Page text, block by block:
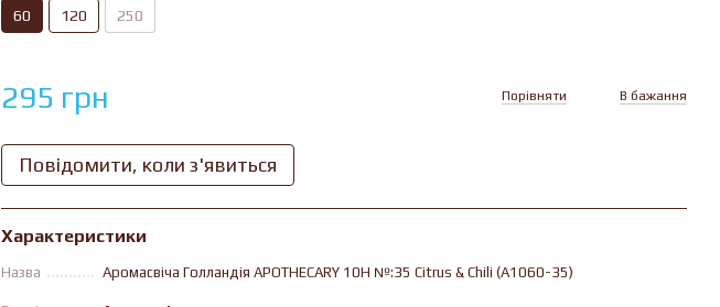
60 120 250
295 грн Порівняти В бажання
Повідомити, коли з'явиться
Характеристики
Назва Аромасвіча Голландiя APOTHECARY 10H №:35 Citrus & Chili (A1060-35)